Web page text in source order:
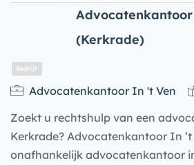
Bedrijf
(Kerkrade)
Advocatenkantoor In 't Ven
Zoekt u rechtshulp van een
Kerkrade? Advocatenkantoor In ’t
onafhankelijk advocatenkantoor